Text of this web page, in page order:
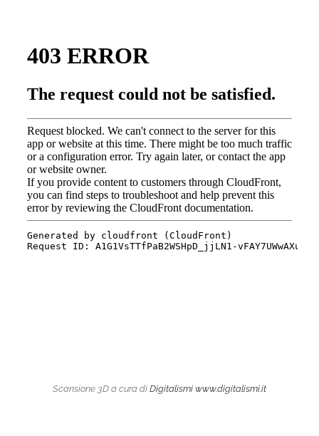
Scansione 3D a cura di Digitalismi www.digitalismi.it